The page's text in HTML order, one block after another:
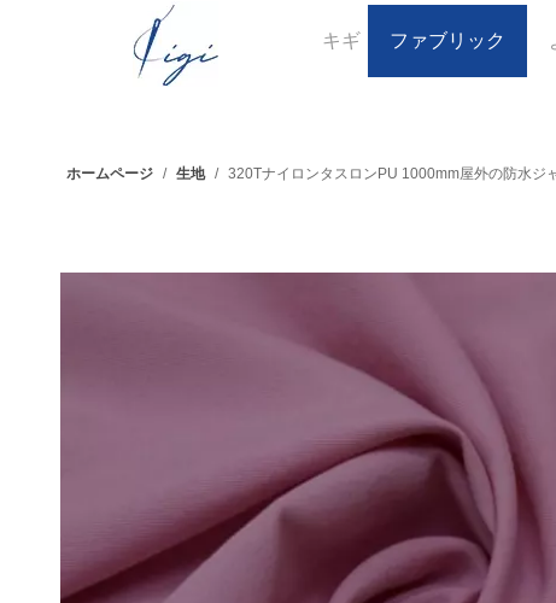
キギ ファブリック
ホームページ / 生地 / 320TナイロンタスロンPU 1000mm屋外の防水ジ